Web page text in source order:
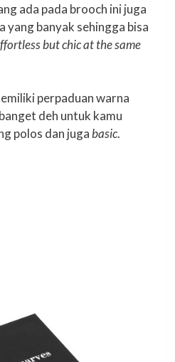
ada pada brooch ini juga
yang banyak sehingga bisa
but chic at the same
perpaduan warna
deh untuk kamu
polos dan jugabasic.